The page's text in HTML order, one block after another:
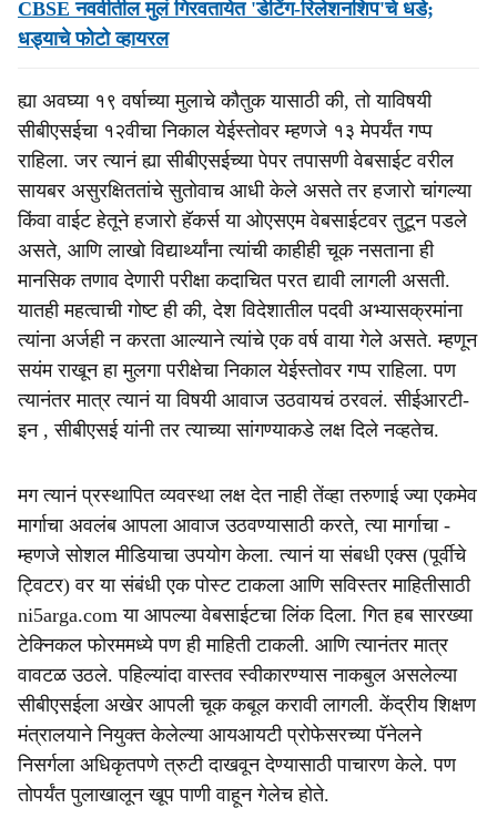
CBSE नववीतील मुलं गिरवतायेत 'डेटिंग-रिलेशनशिप'चे धडे;
धड्याचे फोटो व्हायरल
ह्या अवघ्या १९ वर्षाच्या मुलाचे कौतुक यासाठी की, तो याविषयी
सीबीएसईचा १२वीचा निकाल येईस्तोवर म्हणजे १३ मेपर्यंत गप्प
राहिला. जर त्यानं ह्या सीबीएसईच्या पेपर तपासणी वेबसाईट वरील
सायबर असुरक्षिततांचे सुतोवाच आधी केले असते तर हजारो चांगल्या
किंवा वाईट हेतूने हजारो हॅकर्स या ओएसएम वेबसाईटवर तुटून पडले
असते, आणि लाखो विद्यार्थ्यांना त्यांची काहीही चूक नसताना ही
मानसिक तणाव देणारी परीक्षा कदाचित परत द्यावी लागली असती.
यातही महत्वाची गोष्ट ही की, देश विदेशातील पदवी अभ्यासक्रमांना
त्यांना अर्जही न करता आल्याने त्यांचे एक वर्ष वाया गेले असते. म्हणून
सयंम राखून हा मुलगा परीक्षेचा निकाल येईस्तोवर गप्प राहिला. पण
त्यानंतर मात्र त्यानं या विषयी आवाज उठवायचं ठरवलं. सीईआरटी-
इन , सीबीएसई यांनी तर त्याच्या सांगण्याकडे लक्ष दिले नव्हतेच.
मग त्यानं प्रस्थापित व्यवस्था लक्ष देत नाही तेंव्हा तरुणाई ज्या एकमेव
मार्गाचा अवलंब आपला आवाज उठवण्यासाठी करते, त्या मार्गाचा -
म्हणजे सोशल मीडियाचा उपयोग केला. त्यानं या संबधी एक्स (पूर्वीचे
ट्विटर) वर या संबंधी एक पोस्ट टाकला आणि सविस्तर माहितीसाठी
ni5arga.com या आपल्या वेबसाईटचा लिंक दिला. गित हब सारख्या
टेक्निकल फोरममध्ये पण ही माहिती टाकली. आणि त्यानंतर मात्र
वावटळ उठले. पहिल्यांदा वास्तव स्वीकारण्यास नाकबुल असलेल्या
सीबीएसईला अखेर आपली चूक कबूल करावी लागली. केंद्रीय शिक्षण
मंत्रालयाने नियुक्त केलेल्या आयआयटी प्रोफेसरच्या पॅनेलने
निसर्गला अधिकृतपणे त्रुटी दाखवून देण्यासाठी पाचारण केले. पण
तोपर्यंत पुलाखालून खूप पाणी वाहून गेलेच होते.